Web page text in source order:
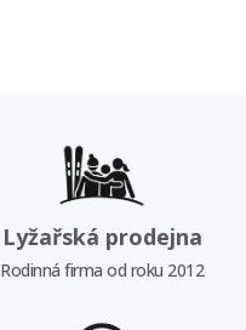
Lyžařská prodejna
Rodinná firma od roku 2012